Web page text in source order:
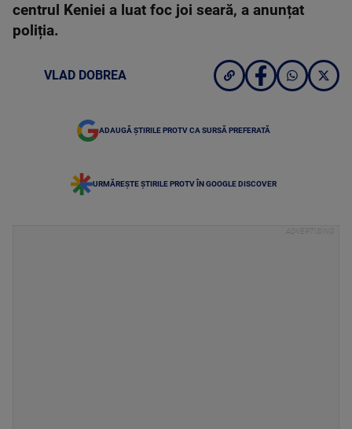
centrul Keniei a luat foc joi seară, a anunțat
poliția.
VLAD DOBREA
ADAUGĂ ȘTIRILE PROTV CA SURSĂ PREFERATĂ
URMĂREȘTE ȘTIRILE PROTV ÎN GOOGLE DISCOVER